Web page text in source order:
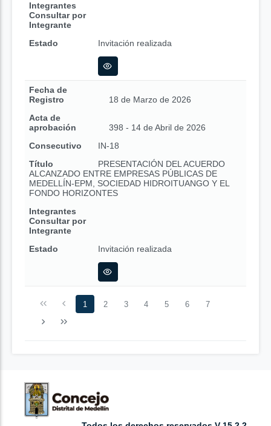
Integrantes
Consultar por
Integrante
Estado
Invitación realizada
Fecha de
Registro
18 de Marzo de 2026
Acta de
aprobación
398 - 14 de Abril de 2026
Consecutivo
IN-18
Título
PRESENTACIÓN DEL ACUERDO
ALCANZADO ENTRE EMPRESAS PÚBLICAS DE
MEDELLÍN-EPM, SOCIEDAD HIDROITUANGO Y EL
FONDO HORIZONTES
Integrantes
Consultar por
Integrante
Estado
Invitación realizada
1 2 3 4 5 6 7